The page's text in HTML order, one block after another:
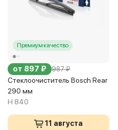
Премиум качество
от 897 ₽ 987 ₽
Стеклоочиститель Bosch Rear
290 мм
H 840
11 августа